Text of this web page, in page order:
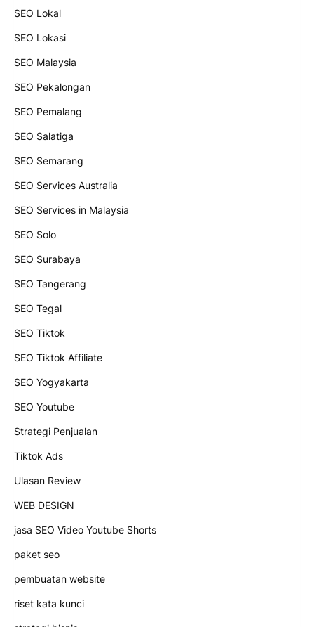
SEO Lokal
SEO Lokasi
SEO Malaysia
SEO Pekalongan
SEO Pemalang
SEO Salatiga
SEO Semarang
SEO Services Australia
SEO Services in Malaysia
SEO Solo
SEO Surabaya
SEO Tangerang
SEO Tegal
SEO Tiktok
SEO Tiktok Affiliate
SEO Yogyakarta
SEO Youtube
Strategi Penjualan
Tiktok Ads
Ulasan Review
WEB DESIGN
jasa SEO Video Youtube Shorts
paket seo
pembuatan website
riset kata kunci